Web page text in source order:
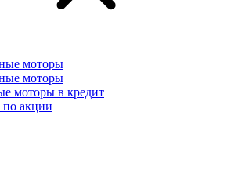
моторы
моторы
моторы в кредит
акции